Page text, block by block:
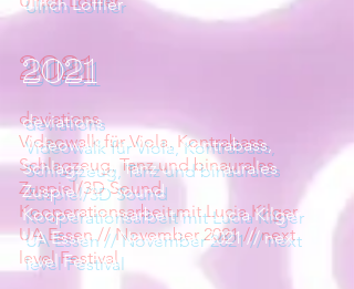
2021
deviations
Videowalk für Viola, Kontrabass,
Schlagzeug, Tanz und binaurales
Zuspiel/3D Sound
Kooperationsarbeit mit Lucia Kilger
UA Essen // November 2021 // next
level Festival